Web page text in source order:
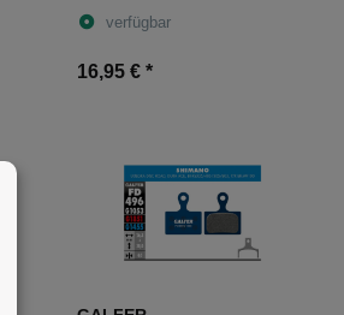
XTR NEW 2011 2 Stück blau
verfügbar
16,95 € *